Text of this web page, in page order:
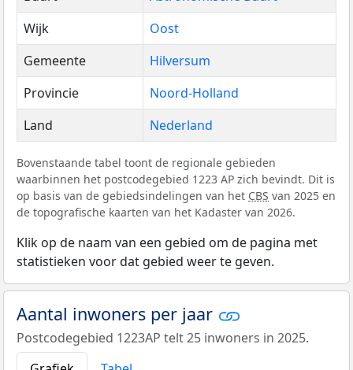
Wijk
Oost
Gemeente
Hilversum
Provincie
Noord-Holland
Land
Nederland
Bovenstaande tabel toont de regionale gebieden
waarbinnen het postcodegebied 1223 AP zich bevindt. Dit is
op basis van de gebiedsindelingen van het CBS van 2025 en
de topografische kaarten van het Kadaster van 2026.
Klik op de naam van een gebied om de pagina met
statistieken voor dat gebied weer te geven.
Aantal inwoners per jaar
Postcodegebied 1223AP telt 25 inwoners in 2025.